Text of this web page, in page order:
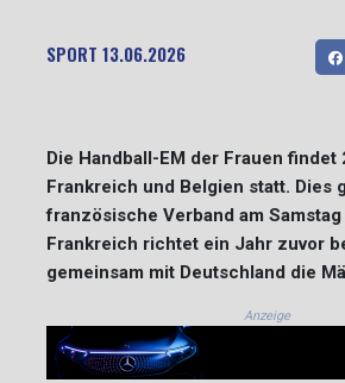
SPORT 13.06.2026
Die Handball-EM der Frauen findet
Frankreich und Belgien statt. Dies
französische Verband am Samstag
Frankreich richtet ein Jahr zuvor
gemeinsam mit Deutschland die
Anzeige